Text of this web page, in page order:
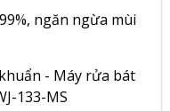
ngăn ngừa mùi